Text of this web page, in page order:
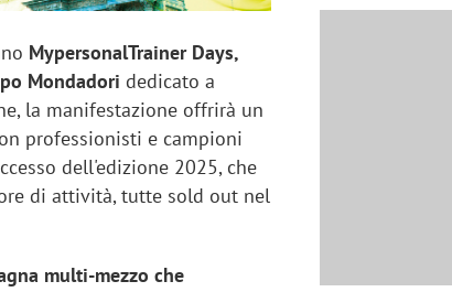
MypersonalTrainer Days,
Mondadori dedicato a
la manifestazione offrirà un
professionisti e campioni
dell'edizione 2025, che
di attività, tutte sold out nel
multi-mezzo che